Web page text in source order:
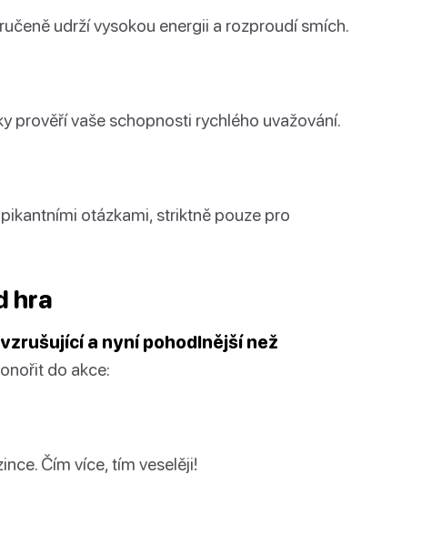
udrží vysokou energii a rozproudí smích.
prověří vaše schopnosti rychlého uvažování.
otázkami, striktně pouze pro
hra
a nyní pohodlnější než
do akce:
Čím více, tím veselěji!